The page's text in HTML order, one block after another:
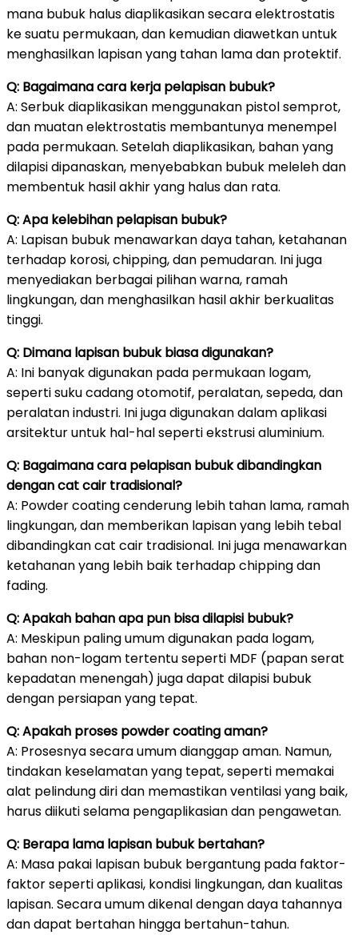
mana bubuk halus diaplikasikan secara elektrostatis
ke suatu permukaan, dan kemudian diawetkan untuk
menghasilkan lapisan yang tahan lama dan protektif.
Q: Bagaimana cara kerja pelapisan bubuk?
A: Serbuk diaplikasikan menggunakan pistol semprot,
dan muatan elektrostatis membantunya menempel
pada permukaan. Setelah diaplikasikan, bahan yang
dilapisi dipanaskan, menyebabkan bubuk meleleh dan
membentuk hasil akhir yang halus dan rata.
Q: Apa kelebihan pelapisan bubuk?
A: Lapisan bubuk menawarkan daya tahan, ketahanan
terhadap korosi, chipping, dan pemudaran. Ini juga
menyediakan berbagai pilihan warna, ramah
lingkungan, dan menghasilkan hasil akhir berkualitas
tinggi.
Q: Dimana lapisan bubuk biasa digunakan?
A: Ini banyak digunakan pada permukaan logam,
seperti suku cadang otomotif, peralatan, sepeda, dan
peralatan industri. Ini juga digunakan dalam aplikasi
arsitektur untuk hal-hal seperti ekstrusi aluminium.
Q: Bagaimana cara pelapisan bubuk dibandingkan
dengan cat cair tradisional?
A: Powder coating cenderung lebih tahan lama, ramah
lingkungan, dan memberikan lapisan yang lebih tebal
dibandingkan cat cair tradisional. Ini juga menawarkan
ketahanan yang lebih baik terhadap chipping dan
fading.
Q: Apakah bahan apa pun bisa dilapisi bubuk?
A: Meskipun paling umum digunakan pada logam,
bahan non-logam tertentu seperti MDF (papan serat
kepadatan menengah) juga dapat dilapisi bubuk
dengan persiapan yang tepat.
Q: Apakah proses powder coating aman?
A: Prosesnya secara umum dianggap aman. Namun,
tindakan keselamatan yang tepat, seperti memakai
alat pelindung diri dan memastikan ventilasi yang baik,
harus diikuti selama pengaplikasian dan pengawetan.
Q: Berapa lama lapisan bubuk bertahan?
A: Masa pakai lapisan bubuk bergantung pada faktor-
faktor seperti aplikasi, kondisi lingkungan, dan kualitas
lapisan. Secara umum dikenal dengan daya tahannya
dan dapat bertahan hingga bertahun-tahun.